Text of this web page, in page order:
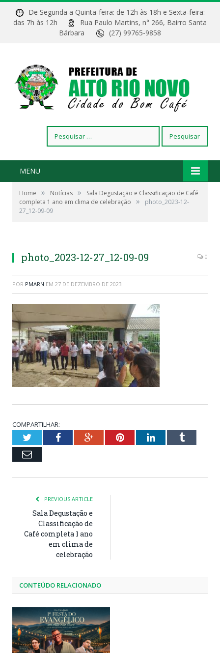
De Segunda a Quinta-feira: de 12h às 18h e Sexta-feira:
das 7h às 12h
Rua Paulo Martins, n° 266, Bairro Santa
Bárbara
(27) 99765-9858
por:
MENU
Home » Notícias »
Sala Degustação e Classificação de Café
completa 1 ano em clima de celebração
»
photo_2023-12-
27_12-09-09
photo_2023-12-27_12-09-09 0
POR PMARN EM 27 DE DEZEMBRO DE 2023
COMPARTILHAR:
TwitterFacebookGoogle+PinterestLinkedInTumblr
Email
PREVIOUS ARTICLE
Sala Degustação e
Classificação de
Café completa 1 ano
em clima de
celebração
CONTEÚDO RELACIONADO